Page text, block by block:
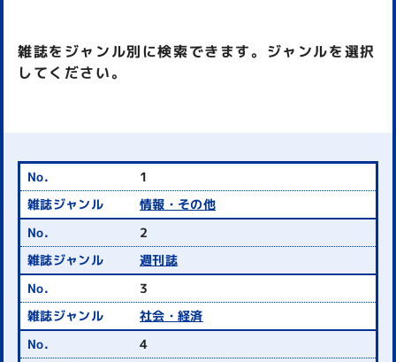
雑誌をジャンル別に検索できます。ジャンルを選択
してください。
1
情報・その他
2
週刊誌
3
社会・経済
4